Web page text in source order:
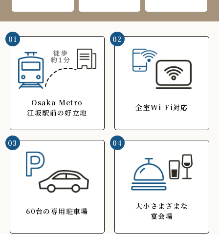
01
Osaka Metro
江坂駅前の好立地
02
全室Wi-Fi対応
03
60台の専用駐車場
04
大小さまざまな
宴会場